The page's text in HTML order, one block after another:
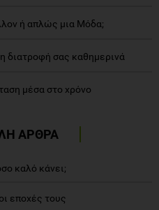
ή απλώς μια Mόδα;
διατροφή σας καθημερινά
μέσα στο χρόνο
ΑΡΘΡΑ
καλό κάνει;
εποχές τους